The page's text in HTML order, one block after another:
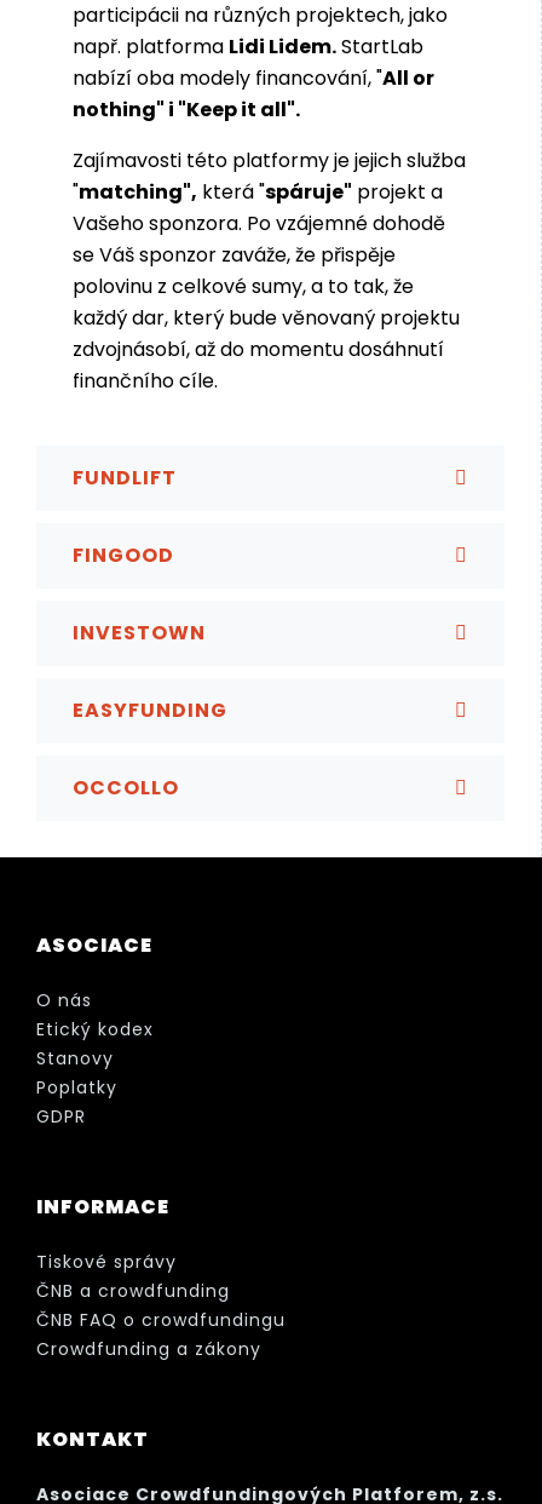
participácii na různých projektech, jako
např. platforma Lidi Lidem.StartLab
nabízí oba modely financování, "All or
nothing" i "Keep it all".
Zajímavosti této platformy je jejich služba
"matching", která "spáruje" projekt a
Vašeho sponzora. Po vzájemné dohodě
se Váš sponzor zaváže, že přispěje
polovinu z celkové sumy, a to tak, že
každý dar, který bude věnovaný projektu
zdvojnásobí, až do momentu dosáhnutí
finančního cíle.
FUNDLIFT
FINGOOD
INVESTOWN
EASYFUNDING
OCCOLLO
ASOCIACE
O nás
Etický kodex
Stanovy
Poplatky
GDPR
INFORMACE
Tiskové správy
ČNB a crowdfunding
ČNB FAQ o crowdfundingu
Crowdfunding a zákony
KONTAKT
Asociace Crowdfundingových Platforem, z.s.